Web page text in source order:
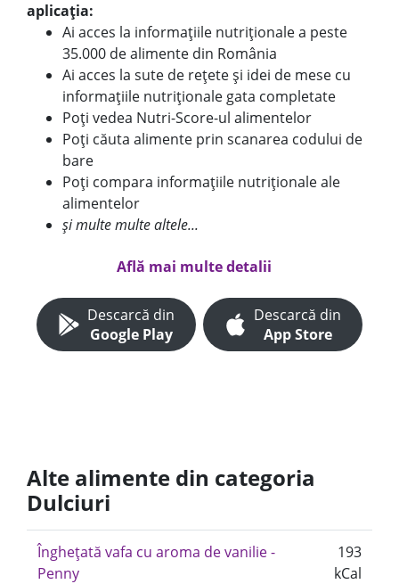
aplicația:
Ai acces la informațiile nutriționale a peste
35.000 de alimente din România
Ai acces la sute de rețete și idei de mese cu
informațiile nutriționale gata completate
Poți vedea Nutri-Score-ul alimentelor
Poți căuta alimente prin scanarea codului de
bare
Poți compara informațiile nutriționale ale
alimentelor
și multe multe altele...
Află mai multe detalii
Descarcă din
Google Play
Descarcă din
App Store
Alte alimente din categoria
Dulciuri
Înghețată vafa cu aroma de vanilie -
Penny
193
kCal